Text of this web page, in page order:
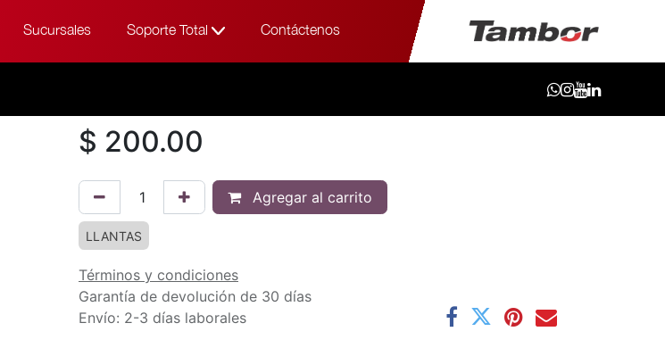
Sucursales Soporte Total Contáctenos
Todos los productos 700R16 12PR R230 TCF SET - BS
$ 200.00
Agregar al carrito
LLANTAS
Términos y condiciones
Garantía de devolución de 30 días
Envío: 2-3 días laborales